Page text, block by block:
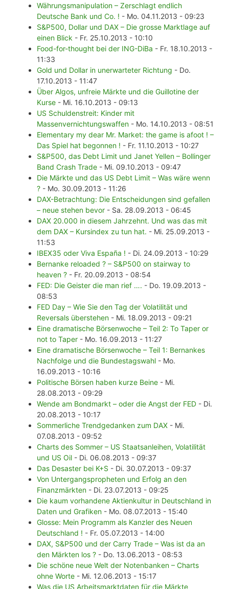
Währungsmanipulation – Zerschlagt endlich
Deutsche Bank und Co. ! - Mo. 04.11.2013 - 09:23
S&P500, Dollar und DAX – Die grosse Marktlage auf
einen Blick - Fr. 25.10.2013 - 10:10
Food-for-thought bei der ING-DiBa - Fr. 18.10.2013 -
11:33
Gold und Dollar in unerwarteter Richtung - Do.
17.10.2013 - 11:47
Über Algos, unfreie Märkte und die Guillotine der
Kurse - Mi. 16.10.2013 - 09:13
US Schuldenstreit: Kinder mit
Massenvernichtungswaffen - Mo. 14.10.2013 - 08:51
Elementary my dear Mr. Market: the game is afoot ! –
Das Spiel hat begonnen ! - Fr. 11.10.2013 - 10:27
S&P500, das Debt Limit und Janet Yellen – Bollinger
Band Crash Trade - Mi. 09.10.2013 - 09:47
Die Märkte und das US Debt Limit – Was wäre wenn
? - Mo. 30.09.2013 - 11:26
DAX-Betrachtung: Die Entscheidungen sind gefallen
– neue stehen bevor - Sa. 28.09.2013 - 06:45
DAX 20.000 in diesem Jahrzehnt. Und was das mit
dem DAX – Kursindex zu tun hat. - Mi. 25.09.2013 -
11:53
IBEX35 oder Viva España ! - Di. 24.09.2013 - 10:29
Bernanke reloaded ? – S&P500 on stairway to
heaven ? - Fr. 20.09.2013 - 08:54
FED: Die Geister die man rief …. - Do. 19.09.2013 -
08:53
FED Day – Wie Sie den Tag der Volatilität und
Reversals überstehen - Mi. 18.09.2013 - 09:21
Eine dramatische Börsenwoche – Teil 2: To Taper or
not to Taper - Mo. 16.09.2013 - 11:27
Eine dramatische Börsenwoche – Teil 1: Bernankes
Nachfolge und die Bundestagswahl - Mo.
16.09.2013 - 10:16
Politische Börsen haben kurze Beine - Mi.
28.08.2013 - 09:29
Wende am Bondmarkt – oder die Angst der FED - Di.
20.08.2013 - 10:17
Sommerliche Trendgedanken zum DAX - Mi.
07.08.2013 - 09:52
Charts des Sommer – US Staatsanleihen, Volatilität
und US Oil - Di. 06.08.2013 - 09:37
Das Desaster bei K+S - Di. 30.07.2013 - 09:37
Von Untergangspropheten und Erfolg an den
Finanzmärkten - Di. 23.07.2013 - 09:25
Die kaum vorhandene Aktienkultur in Deutschland in
Daten und Grafiken - Mo. 08.07.2013 - 15:40
Glosse: Mein Programm als Kanzler des Neuen
Deutschland ! - Fr. 05.07.2013 - 14:00
DAX, S&P500 und der Carry Trade – Was ist da an
den Märkten los ? - Do. 13.06.2013 - 08:53
Die schöne neue Welt der Notenbanken – Charts
ohne Worte - Mi. 12.06.2013 - 15:17
Was die US Arbeitsmarktdaten für die Märkte